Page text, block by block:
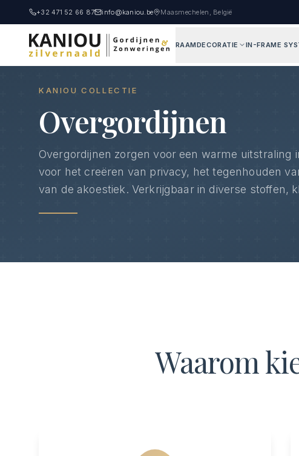
+32 471 52 66 87 info@kaniou.be Maasmechelen, België
RAAMDECORATIE IN-FRAME
Home Producten Overgordijnen
KANIOU COLLECTIE
Overgordijnen
Overgordijnen zorgen voor een warme uitstraling
voor het creëren van privacy, het tegenhouden
van de akoestiek. Verkrijgbaar in diverse stoffen,
Waarom